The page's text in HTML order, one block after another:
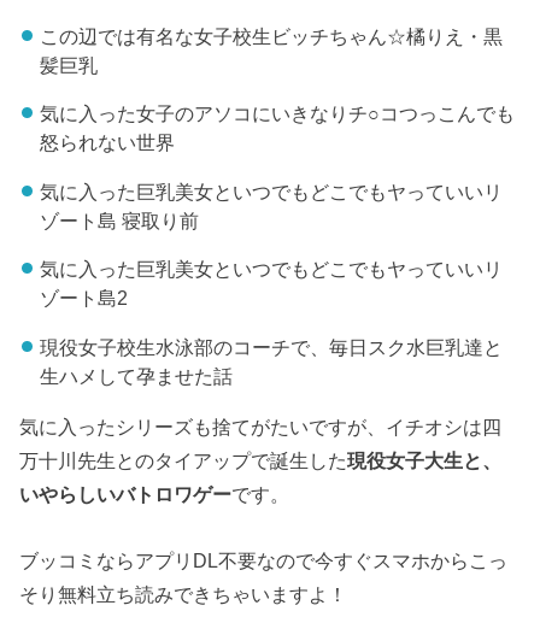
この辺では有名な女子校生ビッチちゃん☆橘りえ・黒
髪巨乳
気に入った女子のアソコにいきなりチ○コつっこんでも
怒られない世界
気に入った巨乳美女といつでもどこでもヤっていいリ
ゾート島 寝取り前
気に入った巨乳美女といつでもどこでもヤっていいリ
ゾート島2
現役女子校生水泳部のコーチで、毎日スク水巨乳達と
生ハメして孕ませた話
気に入ったシリーズも捨てがたいですが、イチオシは四
万十川先生とのタイアップで誕生した現役女子大生と、
いやらしいバトロワゲーです。
ブッコミならアプリDL不要なので今すぐスマホからこっ
そり無料立ち読みできちゃいますよ！